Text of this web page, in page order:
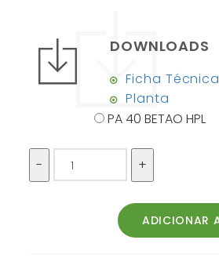
DOWNLOADS
Ficha Técnica
Planta
PA 40 BETAO HPL